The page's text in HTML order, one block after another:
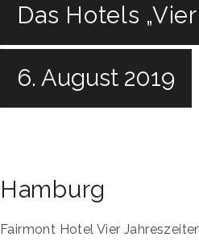
Das Hotels
6. August 2019
Hamburg
Fairmont Hotel Vier